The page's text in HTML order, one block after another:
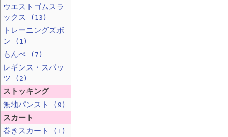
ウエストゴムスラ
ックス
(13)
トレーニングズボ
ン
(1)
もんぺ (7)
レギンス・スパッ
ツ
(2)
ストッキング
無地パンスト
(9)
スカート
巻きスカート
(1)